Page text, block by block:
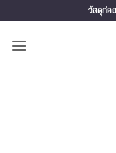
to
content
วัสดุก่อ